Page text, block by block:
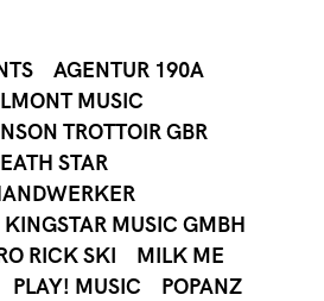
AGENTUR 190A
MUSIC
TROTTOIR GBR
STAR
KINGSTAR MUSIC GMBH
RICK SKI
MILK ME
PLAY! MUSIC
POPANZ